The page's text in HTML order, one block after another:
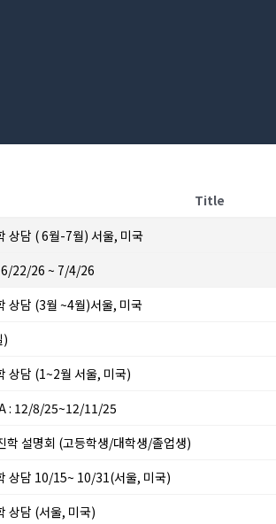
Title
상담 ( 6월-7월) 서울, 미국
6/22/26 ~ 7/4/26
상담 (3월 ~4월)서울, 미국
)
상담 (1~2월 서울, 미국)
: 12/8/25~12/11/25
학 설명회 (고등학생/대학생/졸업생)
상담 10/15~ 10/31(서울, 미국)
상담 (서울, 미국)